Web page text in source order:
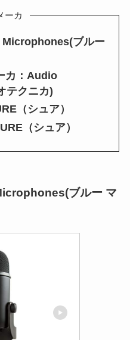
ーカ
ブルー
カ：Audio
テクニカ)
（シュア）
（シュア）
ブルー マ